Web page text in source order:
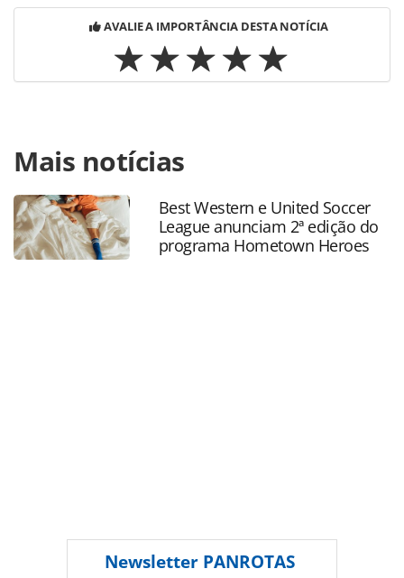
AVALIE A IMPORTÂNCIA DESTA NOTÍCIA
https://www.panrotas.com.br/hotelaria/mercado/2023/
atinge-meta-de-1-bilhao-de-euros-em-receita-em-
2023_201209.html ou as ferramentas oferecidas na página.
Todo o conteúdo produzido pela PANROTAS Editora é
protegido pela legislação brasileira sobre direito autoral.
Não reproduza o conteúdo sem autorização da PANROTAS
Mais notícias
Best Western e United Soccer
League anunciam 2ª edição do
programa Hometown Heroes
Newsletter PANROTAS